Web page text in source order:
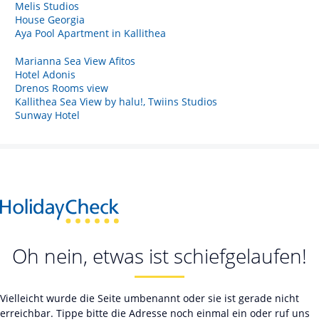
Melis Studios
House Georgia
Aya Pool Apartment in Kallithea
Marianna Sea View Afitos
Hotel Adonis
Drenos Rooms view
Kallithea Sea View by halu!, Twiins Studios
Sunway Hotel
Oh nein, etwas ist schiefgelaufen!
Vielleicht wurde die Seite umbenannt oder sie ist gerade nicht
erreichbar. Tippe bitte die Adresse noch einmal ein oder ruf uns